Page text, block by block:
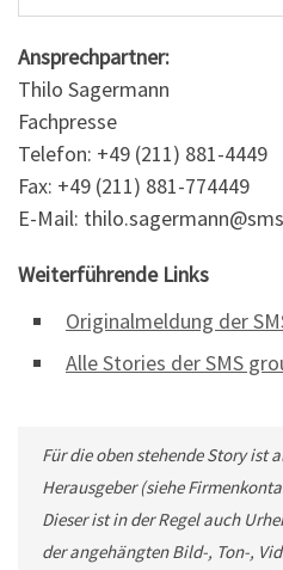
Ansprechpartner:
Thilo Sagermann
Fachpresse
Telefon: +49 (211) 881-4449
Fax: +49 (211) 881-774449
E-Mail:
Weiterführende Links
Originalmeldung der
Alle Stories der SMS
Für die oben stehende Story ist
Herausgeber (siehe
Dieser ist in der Regel auch
der angehängten Bild-, Ton-,